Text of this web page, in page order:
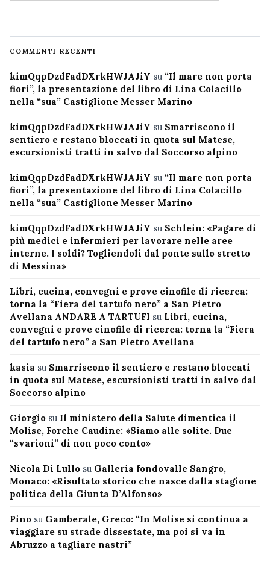
COMMENTI RECENTI
kimQqpDzdFadDXrkHWJAJiY su “Il mare non porta
fiori”, la presentazione del libro di Lina Colacillo
nella “sua” Castiglione Messer Marino
kimQqpDzdFadDXrkHWJAJiY su Smarriscono il
sentiero e restano bloccati in quota sul Matese,
escursionisti tratti in salvo dal Soccorso alpino
kimQqpDzdFadDXrkHWJAJiY su “Il mare non porta
fiori”, la presentazione del libro di Lina Colacillo
nella “sua” Castiglione Messer Marino
kimQqpDzdFadDXrkHWJAJiY su Schlein: «Pagare di
più medici e infermieri per lavorare nelle aree
interne. I soldi? Togliendoli dal ponte sullo stretto
di Messina»
Libri, cucina, convegni e prove cinofile di ricerca:
torna la “Fiera del tartufo nero” a San Pietro
Avellana ANDARE A TARTUFI su Libri, cucina,
convegni e prove cinofile di ricerca: torna la “Fiera
del tartufo nero” a San Pietro Avellana
kasia su Smarriscono il sentiero e restano bloccati
in quota sul Matese, escursionisti tratti in salvo dal
Soccorso alpino
Giorgio su Il ministero della Salute dimentica il
Molise, Forche Caudine: «Siamo alle solite. Due
“svarioni” di non poco conto»
Nicola Di Lullo su Galleria fondovalle Sangro,
Monaco: «Risultato storico che nasce dalla stagione
politica della Giunta D’Alfonso»
Pino su Gamberale, Greco: “In Molise si continua a
viaggiare su strade dissestate, ma poi si va in
Abruzzo a tagliare nastri”